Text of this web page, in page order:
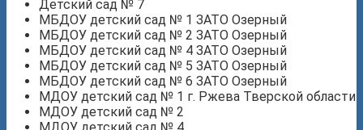
Детский сад № 7
МБДОУ детский сад № 1 ЗАТО Озерный
МБДОУ детский сад № 2 ЗАТО Озерный
МБДОУ детский сад № 4 ЗАТО Озерный
МБДОУ детский сад № 5 ЗАТО Озерный
МБДОУ детский сад № 6 ЗАТО Озерный
МДОУ детский сад № 1 г. Ржева Тверской области
МДОУ детский сад № 2
МДОУ детский сад № 4